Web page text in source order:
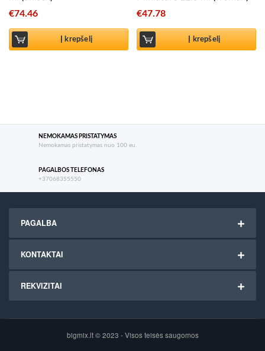
€74.46
Į krepšelį
€47.78
Į krepšelį
NEMOKAMAS PRISTATYMAS
Nemokamas pristatymas nuo 100 eu.
PAGALBOS TELEFONAS
+37068355550
PAGALBA
KONTAKTAI
REKVIZITAI
bigmix.lt © 2023 - Visos teisės saugomos